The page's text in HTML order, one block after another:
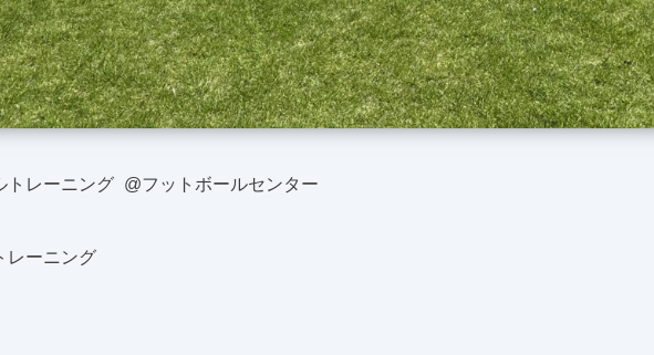
レーニング @フットボールセンター
レーニング